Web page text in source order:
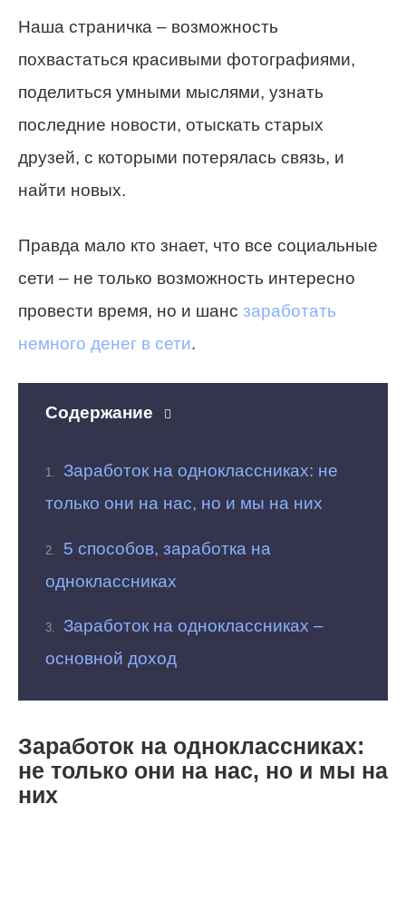
Наша страничка – возможность
похвастаться красивыми фотографиями,
поделиться умными мыслями, узнать
последние новости, отыскать старых
друзей, с которыми потерялась связь, и
найти новых.
Правда мало кто знает, что все социальные
сети – не только возможность интересно
провести время, но и шанс заработать
немного денег в сети.
Содержание
Заработок на одноклассниках: не
только они на нас, но и мы на них
5 способов, заработка на
одноклассниках
Заработок на одноклассниках –
основной доход
Заработок на одноклассниках:
не только они на нас, но и мы на
них